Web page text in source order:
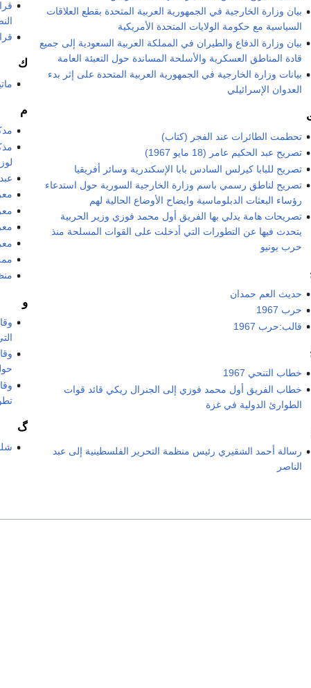
بيان وزارة الخارجية في الجمهورية العربية المتحدة بقطع العلاقات
السياسية مع حكومة الولايات المتحدة الأمريكية
بيان وزارة الدفاع والطيران في المملكة العربية السعودية إلى جميع
قادة المناطق العسكرية والأسلحة المساندة حول التعبئة العامة
بيانات وزارة الخارجية في الجمهورية العربية المتحدة على إثر بدء
العدوان الإسرائيلي
تحطمت الطائرات عند الفجر (كتاب)
تصريح عبد الحكيم عامر (18 مايو 1967)
تصريح للبابا كيرلس السادس بابا الإسكندرية وسائر أفريقيا
تصريح لناطق رسمي باسم وزارة الخارجية السورية حول استدعاء
رؤساء البعثات الدبلوماسية وايضاح الأوضاع الحالية لهم
تصريحات هامة يدلي بها الفريق أول محمد فوزي وزير الحربية
يتحدث فيها عن التطورات التي أدخلت على القوات المسلحة منذ
حرب يونيو
حديث العم حمدان
حرب 1967
قالب:حرب 1967
خطاب التنحي 1967
خطاب الفريق أول محمد فوزي إلى الجنرال ريكي قائد قوات
الطوارئ الدولية في غزة
رسالة أحمد الشقيري رئيس منظمة التحرير الفلسطينية إلى عبد
الناصر
ك
م
و
گ